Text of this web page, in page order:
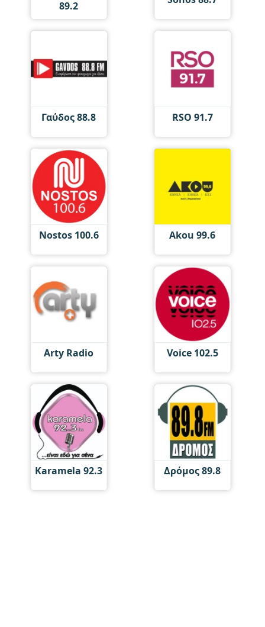
89.2
Γαύδος 88.8 RSO 91.7
Nostos 100.6 Akou 99.6
Arty Radio Voice 102.5
Karamela 92.3 Δρόμος 89.8